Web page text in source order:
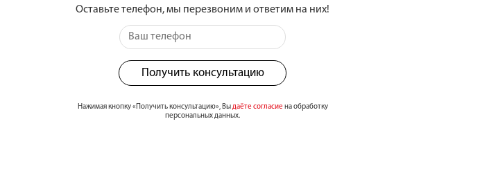
Оставьте телефон, мы перезвоним и ответим на них!
Получить консультацию
Нажимая кнопку «Получить консультацию», Выдаёте согласие на обработку
персональных данных.